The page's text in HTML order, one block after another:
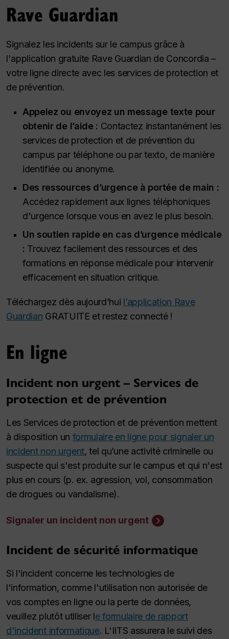
Rave Guardian
Signalez les incidents sur le campus grâce à
l'application gratuite Rave Guardian de Concordia –
votre ligne directe avec les services de protection et
de prévention.
Appelez ou envoyez un message texte pour
obtenir de l’aide : Contactez instantanément les
services de protection et de prévention du
campus par téléphone ou par texto, de manière
identifiée ou anonyme.
Des ressources d’urgence à portée de main :
Accédez rapidement aux lignes téléphoniques
d'urgence lorsque vous en avez le plus besoin.
Un soutien rapide en cas d’urgence médicale
: Trouvez facilement des ressources et des
formations en réponse médicale pour intervenir
efficacement en situation critique.
Téléchargez dès aujourd’hui l’application Rave
Guardian GRATUITE et restez connecté !
En ligne
Incident non urgent – Services de
protection et de prévention
Les Services de protection et de prévention mettent
à disposition un formulaire en ligne pour signaler un
incident non urgent, tel qu’une activité criminelle ou
suspecte qui s'est produite sur le campus et qui n'est
plus en cours (p. ex. agression, vol, consommation
de drogues ou vandalisme).
Signaler un incident non urgent
Incident de sécurité informatique
Si l'incident concerne les technologies de
l'information, comme l'utilisation non autorisée de
vos comptes en ligne ou la perte de données,
veuillez plutôt utiliser le formulaire de rapport
d'incident informatique. L'IITS assurera le suivi des